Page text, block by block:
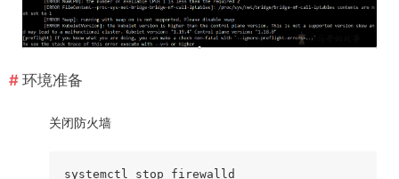
环境准备
关闭防火墙
systemctl stop firewalld